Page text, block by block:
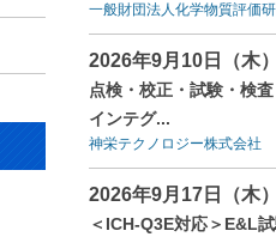
一般財団法人化学物質評価
2026年9月10日（木
点検・校正・試験・検
インテグ...
神栄テクノロジー株式会社
2026年9月17日（木
＜ICH-Q3E対応＞E&L